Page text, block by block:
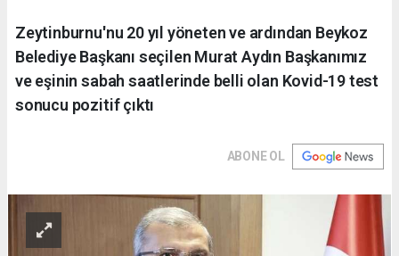
Zeytinburnu'nu 20 yıl yöneten ve ardından Beykoz
Belediye Başkanı seçilen Murat Aydın Başkanımız
ve eşinin sabah saatlerinde belli olan Kovid-19 test
sonucu pozitif çıktı
ABONE OL